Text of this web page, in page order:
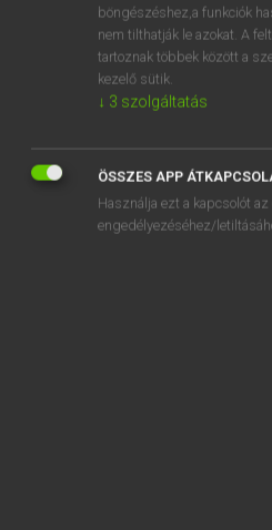
SZOTAR.NET
ONLINE
böngészéshez,a funkciók
nem tilthatják le azokat. A
tartoznak többek között a
kezelő sütik.
↓ 3 szolgáltatás
ÖSSZES APP
Használja ezt a kapcsolót
engedélyezéséhez/